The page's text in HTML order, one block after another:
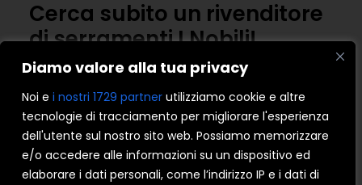
Diamo valore alla tua privacy
Noi e i nostri 1729 partner utilizziamo cookie e altre
tecnologie di tracciamento per migliorare l'esperienza
dell'utente sul nostro sito web. Possiamo memorizzare
e/o accedere alle informazioni su un dispositivo ed
elaborare i dati personali, come l’indirizzo IP e i dati di
Cerca subito un rivenditore
di serramenti I Nobili!